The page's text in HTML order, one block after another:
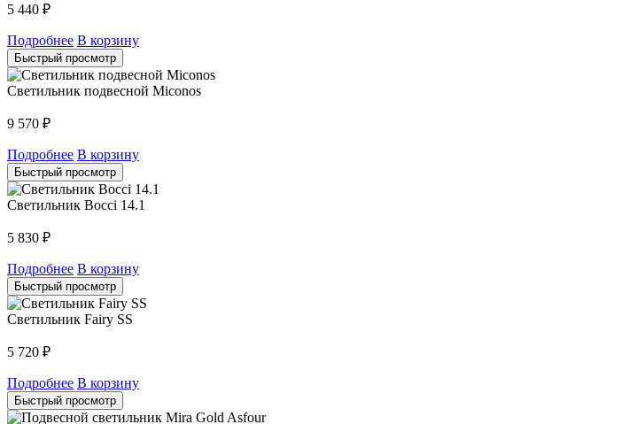
5 440 ₽
Подробнее В корзину
Быстрый просмотр
Светильник подвесной Miconos
9 570 ₽
Подробнее В корзину
Быстрый просмотр
Светильник Bocci 14.1
5 830 ₽
Подробнее В корзину
Быстрый просмотр
Светильник Fairy SS
5 720 ₽
Подробнее В корзину
Быстрый просмотр